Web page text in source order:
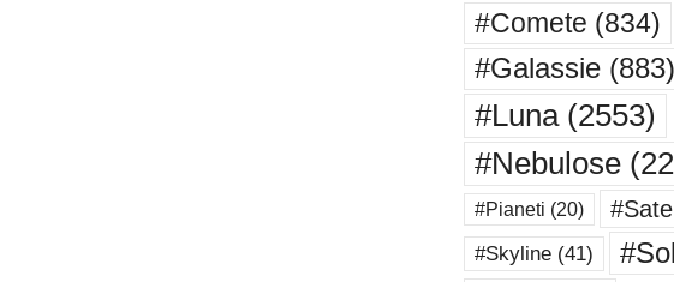
#Comete (834)
#Galassie(883)
#Luna(2553)
#Nebulose
#Pianeti (20)
#Skyline(41)